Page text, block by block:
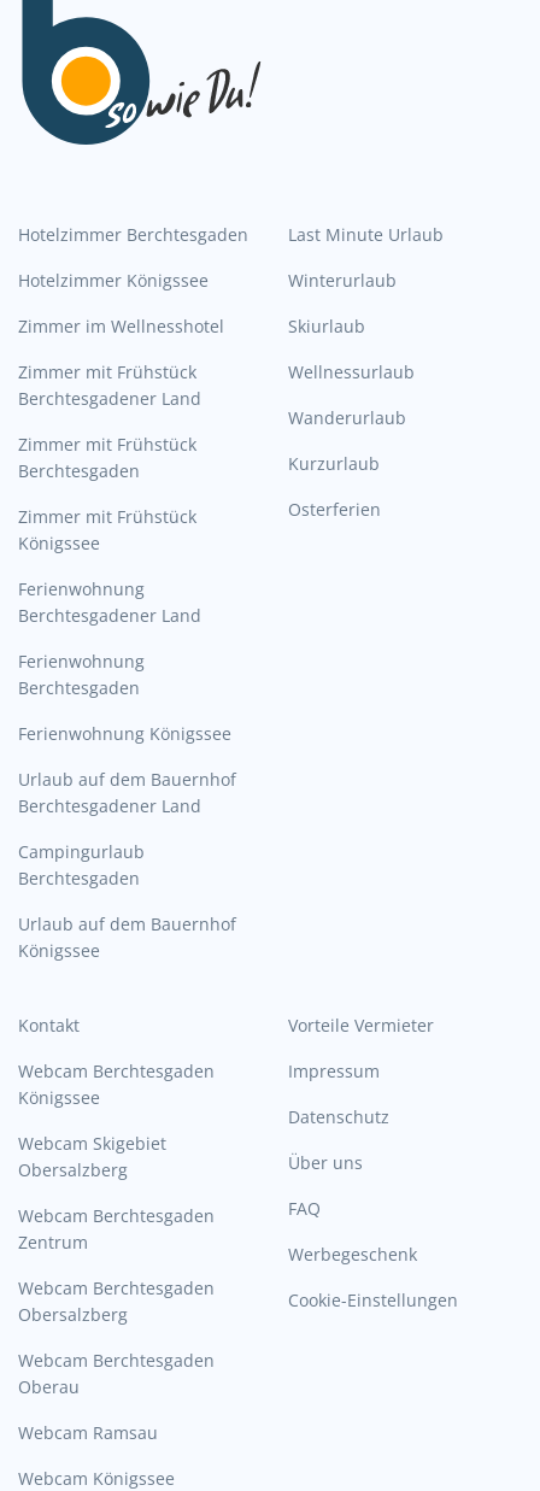
Hotelzimmer Berchtesgaden
Hotelzimmer Königssee
Zimmer im Wellnesshotel
Zimmer mit Frühstück
Berchtesgadener Land
Zimmer mit Frühstück
Berchtesgaden
Zimmer mit Frühstück
Königssee
Ferienwohnung
Berchtesgadener Land
Ferienwohnung
Berchtesgaden
Ferienwohnung Königssee
Urlaub auf dem Bauernhof
Berchtesgadener Land
Campingurlaub
Berchtesgaden
Urlaub auf dem Bauernhof
Königssee
Last Minute Urlaub
Winterurlaub
Skiurlaub
Wellnessurlaub
Wanderurlaub
Kurzurlaub
Osterferien
Kontakt
Webcam Berchtesgaden
Königssee
Webcam Skigebiet
Obersalzberg
Webcam Berchtesgaden
Zentrum
Webcam Berchtesgaden
Obersalzberg
Webcam Berchtesgaden
Oberau
Webcam Ramsau
Webcam Königssee
Vorteile Vermieter
Impressum
Datenschutz
Über uns
FAQ
Werbegeschenk
Cookie-Einstellungen